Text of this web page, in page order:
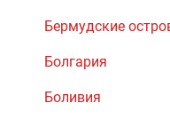
Бермудские
Болгария
Боливия